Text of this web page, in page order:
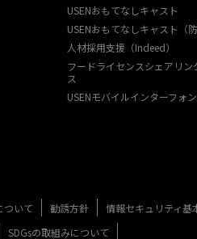
USENおもてなしキャスト
USENおもてなしキャスト（
人材採用支援（Indeed）
フードライセンスシェアリン
ス
USENモバイルインターフォン
ついて 勧誘方針
情報セキュリティ基
SDGsの取組みについて